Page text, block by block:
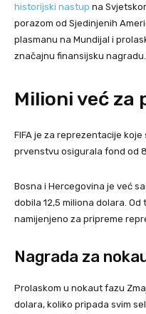
historijski nastup na
porazom od Sjedinjenih
plasmanu na Mundijal i
značajnu finansijsku nagradu..
Milioni već za
FIFA je za reprezentacije
prvenstvu osigurala fond od
Bosna i Hercegovina je već
dobila 12,5 miliona dolara.
namijenjeno za pripreme
Nagrada za
Prolaskom u nokaut fazu
dolara, koliko pripada svim